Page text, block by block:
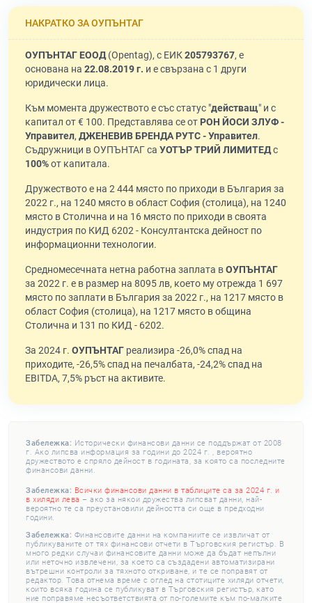
НАКРАТКО ЗА ОУПЪНТАГ
ОУПЪНТАГ ЕООД(Opentag), с ЕИК205793767, е
основана на 22.08.2019 г. и е свързана с 1 други
юридически лица.
Към момента дружеството е със статус "действащ" и с
капитал от € 100. Представлява се от РОН ЙОСИ ЗЛУФ -
Управител, ДЖЕНЕВИВ БРЕНДА РУТС - Управител.
Съдружници в ОУПЪНТАГ са УОТЪР ТРИЙ ЛИМИТЕДс
100%от капитала.
Дружеството е на 2 444 място по приходи в България за
2022 г., на 1240 място в област София (столица), на 1240
място в Столична и на 16 място по приходи в своята
индустрия по КИД 6202 - Консултантска дейност по
информационни технологии.
Средномесечната нетна работна заплата вОУПЪНТАГ
за 2022 г. е в размер на 8095 лв, което му отрежда 1 697
място по заплати в България за 2022 г., на 1217 място в
област София (столица), на 1217 място в община
Столична и 131 по КИД - 6202.
За 2024 г. ОУПЪНТАГ реализира -26,0% спад на
приходите, -26,5% спад на печалбата, -24,2% спад на
EBITDA, 7,5% ръст на активите.
Забележка: Исторически финансови данни се поддържат от 2008
г. Ако липсва информация за години до 2024 г. , вероятно
дружеството е спряло дейност в годината, за която са последните
финансови данни.
Забележка: Всички финансови данни в таблиците са за 2024 г. и
в хиляди лева – ако за някои дружества липсват данни, най-
вероятно те са преустановили дейността си още в предходни
години.
Забележка: Финансовите данни на компаниите се извличат от
публикуваните от тях финансови отчети в Търговския регистър. В
много редки случаи финансовите данни може да бъдат непълни
или неточно извлечени, за което са създадени автоматизирани
вътрешни контроли за тяхното откриване, и те се поправят от
редактор. Това отнема време с оглед на стотиците хиляди отчети,
които всяка година се публикуват в Търговския регистър, като
ние поправяме несъответствията от по-големите към по-малките